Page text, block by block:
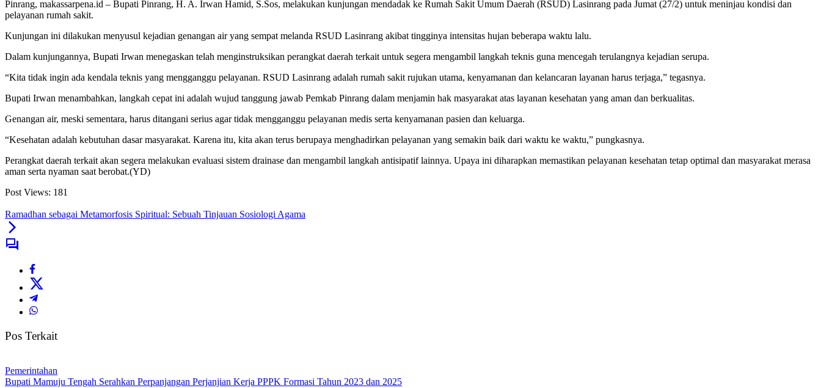
Pinrang, makassarpena.id – Bupati Pinrang, H. A. Irwan Hamid, S.Sos, melakukan kunjungan mendadak ke Rumah Sakit Umum Daerah (RSUD) Lasinrang pada Jumat (27/2) untuk meninjau kondisi dan
pelayanan rumah sakit.
Kunjungan ini dilakukan menyusul kejadian genangan air yang sempat melanda RSUD Lasinrang akibat tingginya intensitas hujan beberapa waktu lalu.
Dalam kunjungannya, Bupati Irwan menegaskan telah menginstruksikan perangkat daerah terkait untuk segera mengambil langkah teknis guna mencegah terulangnya kejadian serupa.
“Kita tidak ingin ada kendala teknis yang mengganggu pelayanan. RSUD Lasinrang adalah rumah sakit rujukan utama, kenyamanan dan kelancaran layanan harus terjaga,” tegasnya.
Bupati Irwan menambahkan, langkah cepat ini adalah wujud tanggung jawab Pemkab Pinrang dalam menjamin hak masyarakat atas layanan kesehatan yang aman dan berkualitas.
Genangan air, meski sementara, harus ditangani serius agar tidak mengganggu pelayanan medis serta kenyamanan pasien dan keluarga.
“Kesehatan adalah kebutuhan dasar masyarakat. Karena itu, kita akan terus berupaya menghadirkan pelayanan yang semakin baik dari waktu ke waktu,” pungkasnya.
Perangkat daerah terkait akan segera melakukan evaluasi sistem drainase dan mengambil langkah antisipatif lainnya. Upaya ini diharapkan memastikan pelayanan kesehatan tetap optimal dan masyarakat merasa
aman serta nyaman saat berobat.(YD)
Post Views: 181
Ramadhan sebagai Metamorfosis Spiritual: Sebuah Tinjauan Sosiologi Agama
Pos Terkait
Pemerintahan
Bupati Mamuju Tengah Serahkan Perpanjangan Perjanjian Kerja PPPK Formasi Tahun 2023 dan 2025